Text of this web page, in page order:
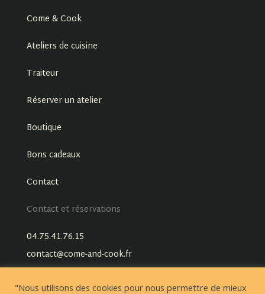
Come & Cook
Ateliers de cuisine
Traiteur
Réserver un atelier
Boutique
Bons cadeaux
Contact
Contact et réservations
04.75.41.76.15
contact@come-and-cook.fr
"Nous utilisons des cookies pour nous permettre de mieux